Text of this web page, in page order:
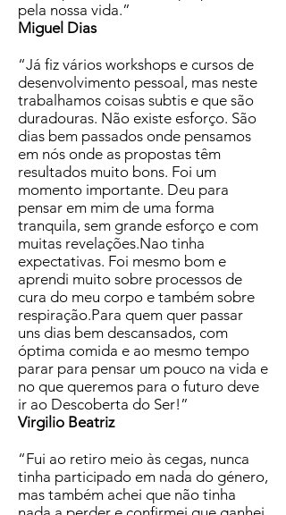
pela nossa vida.”
Miguel Dias
“Já fiz vários workshops e cursos de
desenvolvimento pessoal, mas neste
trabalhamos coisas subtis e que são
duradouras. Não existe esforço. São
dias bem passados onde pensamos
em nós onde as propostas têm
resultados muito bons. Foi um
momento importante. Deu para
pensar em mim de uma forma
tranquila, sem grande esforço e com
muitas revelações.Nao tinha
expectativas. Foi mesmo bom e
aprendi muito sobre processos de
cura do meu corpo e também sobre
respiração.Para quem quer passar
uns dias bem descansados, com
óptima comida e ao mesmo tempo
parar para pensar um pouco na vida e
no que queremos para o futuro deve
ir ao Descoberta do Ser!”
Virgilio Beatriz
“Fui ao retiro meio às cegas, nunca
tinha participado em nada do género,
mas também achei que não tinha